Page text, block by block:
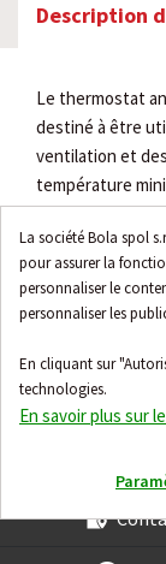
La société Bola spol
pour assurer la
personnaliser le
personnaliser les
En cliquant sur
technologies.
En savoir plus sur
Description
Le thermostat
destiné à être
ventilation et
température
Plage de
Capillaire